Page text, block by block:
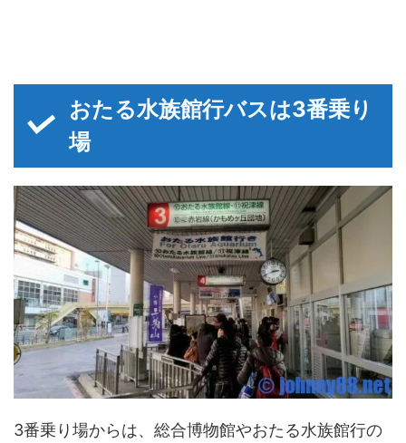
おたる水族館行バスは3番乗り
場
3番乗り場からは、総合博物館やおたる水族館行の